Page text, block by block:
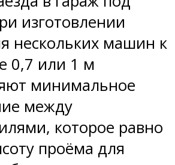
изготовлении
нескольких машин к
0,7 или 1 м
минимальное
между
которое равно
проёма для